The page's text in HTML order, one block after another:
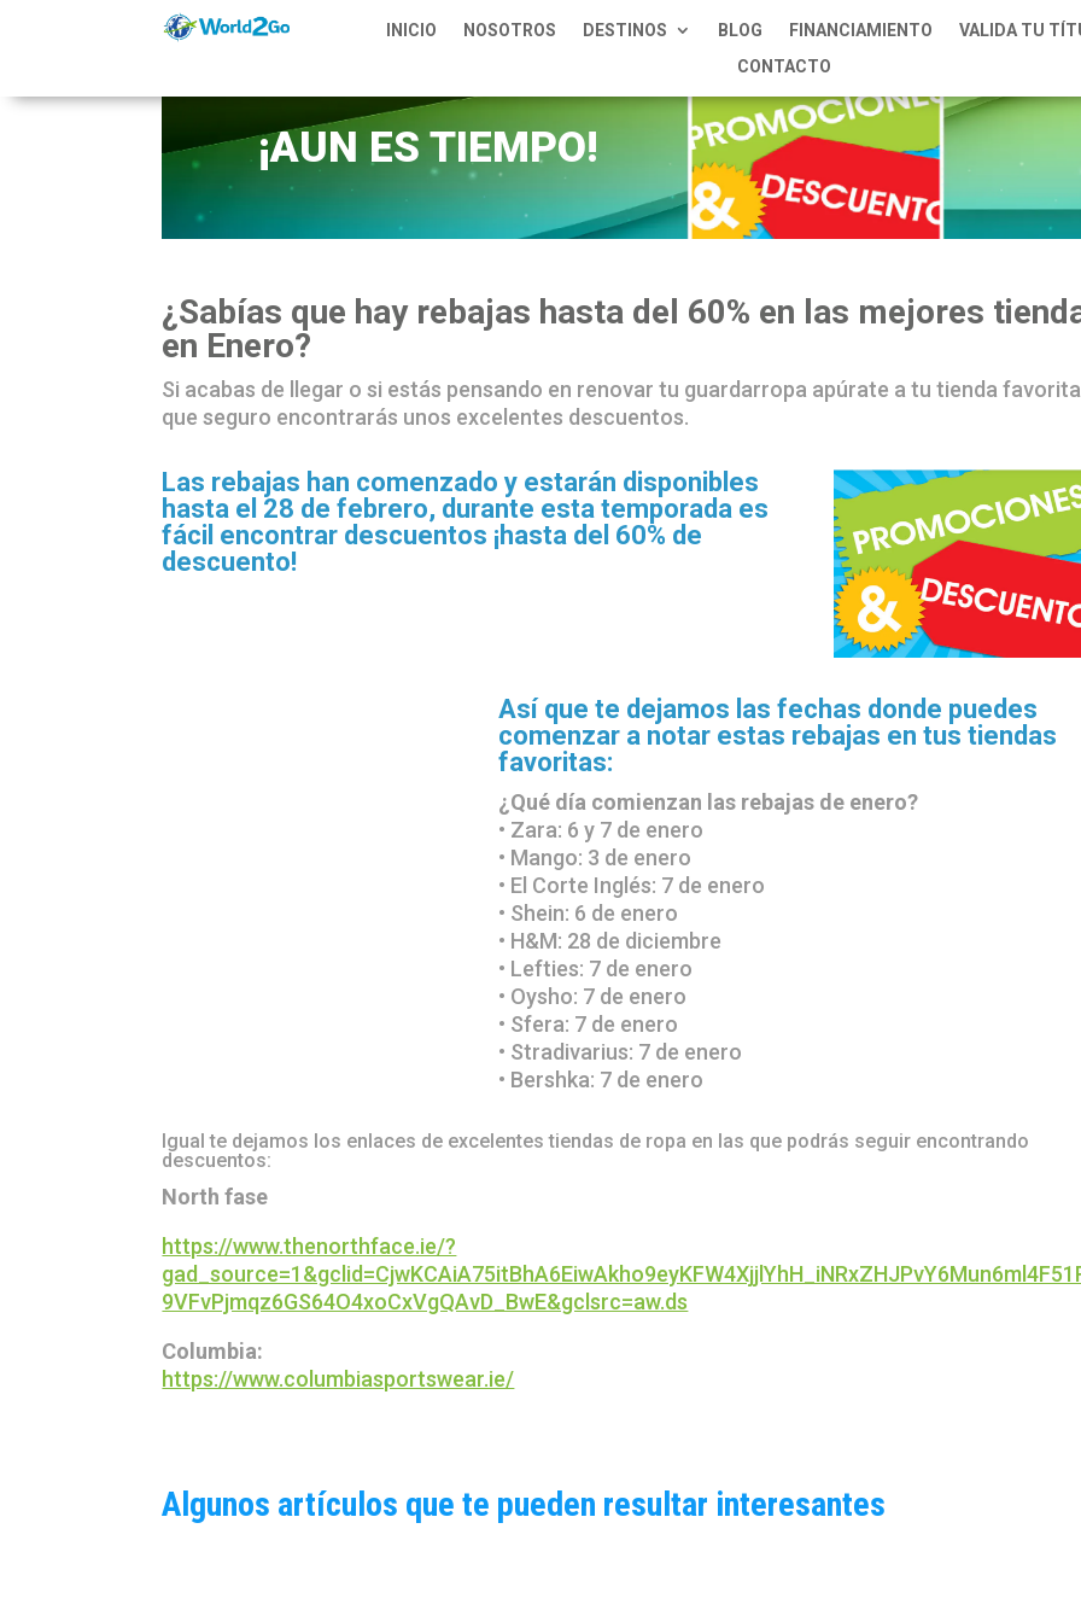
INICIO NOSOTROS DESTINOS BLOG FINANCIAMIENTO
VALIDA TU
CONTACTO
¡AUN ES TIEMPO!
¿Sabías que hay rebajas hasta del 60% en las mejores
en Enero?
Si acabas de llegar o si estás pensando en renovar tu guardarropa apúrate a tu tienda favorita
que seguro encontrarás unos excelentes descuentos.
Las rebajas han comenzado y estarán disponibles
hasta el 28 de febrero, durante esta temporada es
fácil encontrar descuentos ¡hasta del 60% de
descuento!
Así que te dejamos las fechas donde puedes
comenzar a notar estas rebajas en tus tiendas
favoritas:
¿Qué día comienzan las rebajas de enero?
• Zara: 6 y 7 de enero
• Mango: 3 de enero
• El Corte Inglés: 7 de enero
• Shein: 6 de enero
• H&M: 28 de diciembre
• Lefties: 7 de enero
• Oysho: 7 de enero
• Sfera: 7 de enero
• Stradivarius: 7 de enero
• Bershka: 7 de enero
Igual te dejamos los enlaces de excelentes tiendas de ropa en las que podrás seguir encontrando
descuentos:
North fase
https://www.thenorthface.ie/?
9VFvPjmqz6GS64O4xoCxVgQAvD_BwE&gclsrc=aw.ds
Columbia:
https://www.columbiasportswear.ie/
Algunos artículos que te pueden resultar interesantes